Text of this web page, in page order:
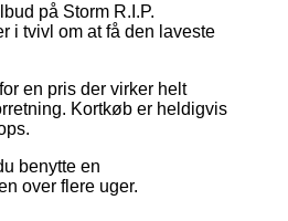
på Storm R.I.P.
i tvivl om at få den laveste
en pris der virker helt
Kortkøb er heldigvis
benytte en
over flere uger.